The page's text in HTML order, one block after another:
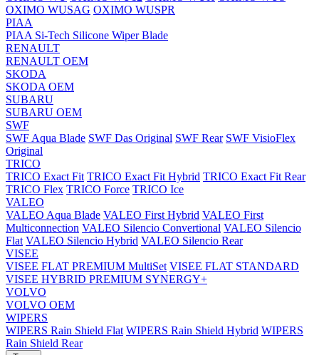
OXIMO WUSAG OXIMO WUSPR
PIAA
PIAA Si-Tech Silicone Wiper Blade
RENAULT
RENAULT OEM
SKODA
SKODA OEM
SUBARU
SUBARU OEM
SWF
SWF Aqua Blade SWF Das Original SWF Rear SWF VisioFlex
Original
TRICO
TRICO Exact Fit TRICO Exact Fit Hybrid TRICO Exact Fit Rear
TRICO Flex TRICO Force TRICO Ice
VALEO
VALEO Aqua Blade VALEO First Hybrid VALEO First
Multiconnection VALEO Silencio Convertional VALEO Silencio
Flat VALEO Silencio Hybrid VALEO Silencio Rear
VISEE
VISEE FLAT PREMIUM MultiSet VISEE FLAT STANDARD
VISEE HYBRID PREMIUM SYNERGY+
VOLVO
VOLVO OEM
WIPERS
WIPERS Rain Shield Flat WIPERS Rain Shield Hybrid WIPERS
Rain Shield Rear